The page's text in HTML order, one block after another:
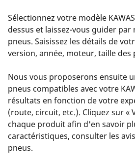
Sélectionnez votre modèle
dessus et laissez-vous guider
pneus. Saisissez les détails de
version, année, moteur, taille
Nous vous proposerons ensuite
pneus compatibles avec votre
résultats en fonction de votre
(route, circuit, etc.). Cliquez sur «
chaque produit afin d'en savoir
caractéristiques, consulter les
pneus.